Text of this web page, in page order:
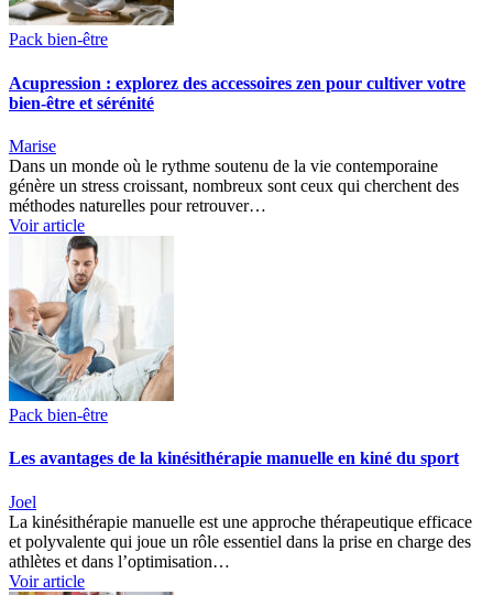
Pack bien-être
Acupression : explorez des accessoires zen pour cultiver votre
bien-être et sérénité
Marise
Dans un monde où le rythme soutenu de la vie contemporaine
génère un stress croissant, nombreux sont ceux qui cherchent des
méthodes naturelles pour retrouver…
Voir article
Pack bien-être
Les avantages de la kinésithérapie manuelle en kiné du sport
Joel
La kinésithérapie manuelle est une approche thérapeutique efficace
et polyvalente qui joue un rôle essentiel dans la prise en charge des
athlètes et dans l’optimisation…
Voir article